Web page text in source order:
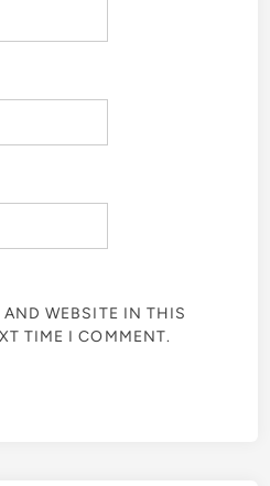
WEBSITE IN THIS
TIME I COMMENT.